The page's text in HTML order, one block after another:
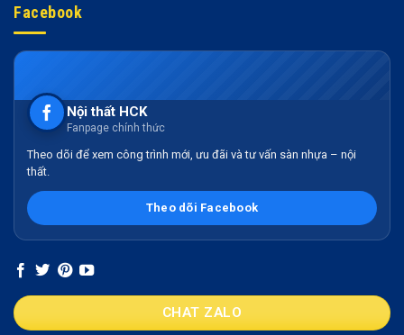
Facebook
Nội thất HCK
Fanpage chính thức
Theo dõi để xem công trình mới, ưu đãi và tư vấn sàn nhựa – nội
thất.
Theo dõi Facebook
CHAT ZALO